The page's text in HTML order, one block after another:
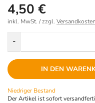
4,50 €
inkl. MwSt. / zzgl. Versandkosten
-
IN DEN
Niedriger Bestand
Der Artikel ist sofort